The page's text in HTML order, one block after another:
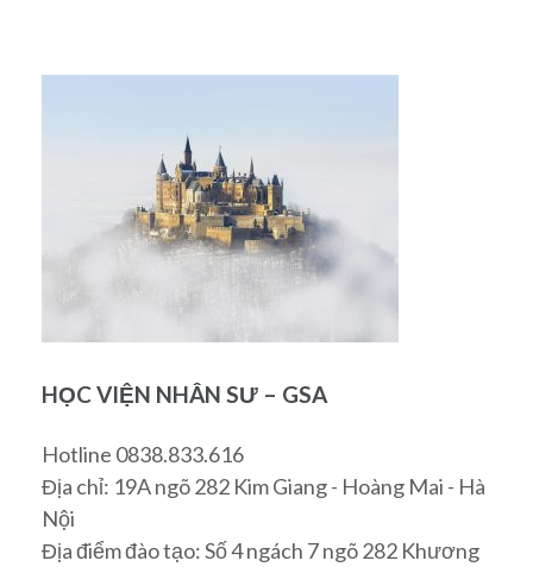
HỌC VIỆN NHÂN SƯ – GSA
Hotline 0838.833.616
Địa chỉ: 19A ngõ 282 Kim Giang - Hoàng Mai - Hà
Nội
Địa điểm đào tạo: Số 4 ngách 7 ngõ 282 Khương